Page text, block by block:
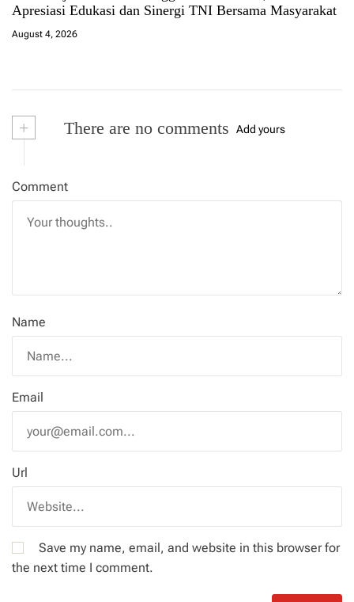
Apresiasi Edukasi dan Sinergi TNI Bersama Masyarakat
August 4, 2026
+ There are no comments Add yours
Comment
Name
Email
Url
Save my name, email, and website in this browser for
the next time I comment.